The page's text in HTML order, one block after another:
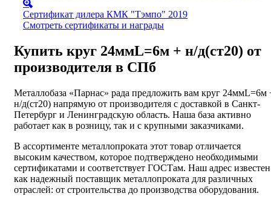
Сертификат дилера КМК "Тэмпо" 2019
Смотреть сертификаты и награды
Купить круг 24ммL=6м + н/д(ст20) от
производителя в СПб
Металлобаза «Парнас» рада предложить вам круг 24ммL=6м
н/д(ст20) напрямую от производителя с доставкой в Санкт-
Петербург и Ленинградскую область. Наша база активно
работает как в розницу, так и с крупными заказчиками.
В ассортименте металлопроката этот товар отличается
высоким качеством, которое подтверждено необходимыми
сертификатами и соответствует ГОСТам. Наш адрес известен
как надежный поставщик металлопроката для различных
отраслей: от строительства до производства оборудования.